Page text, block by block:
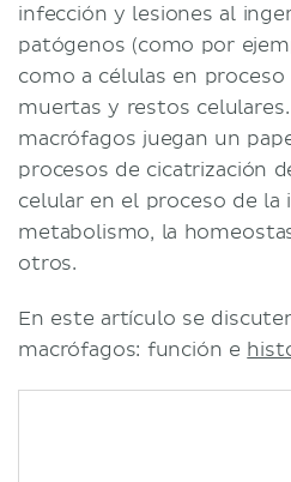
infección y lesiones al
patógenos (como por
como a células en
muertas y restos
macrófagos juegan un
procesos de cicatrización
celular en el proceso de la
metabolismo, la
otros.
En este artículo se
macrófagos: función e